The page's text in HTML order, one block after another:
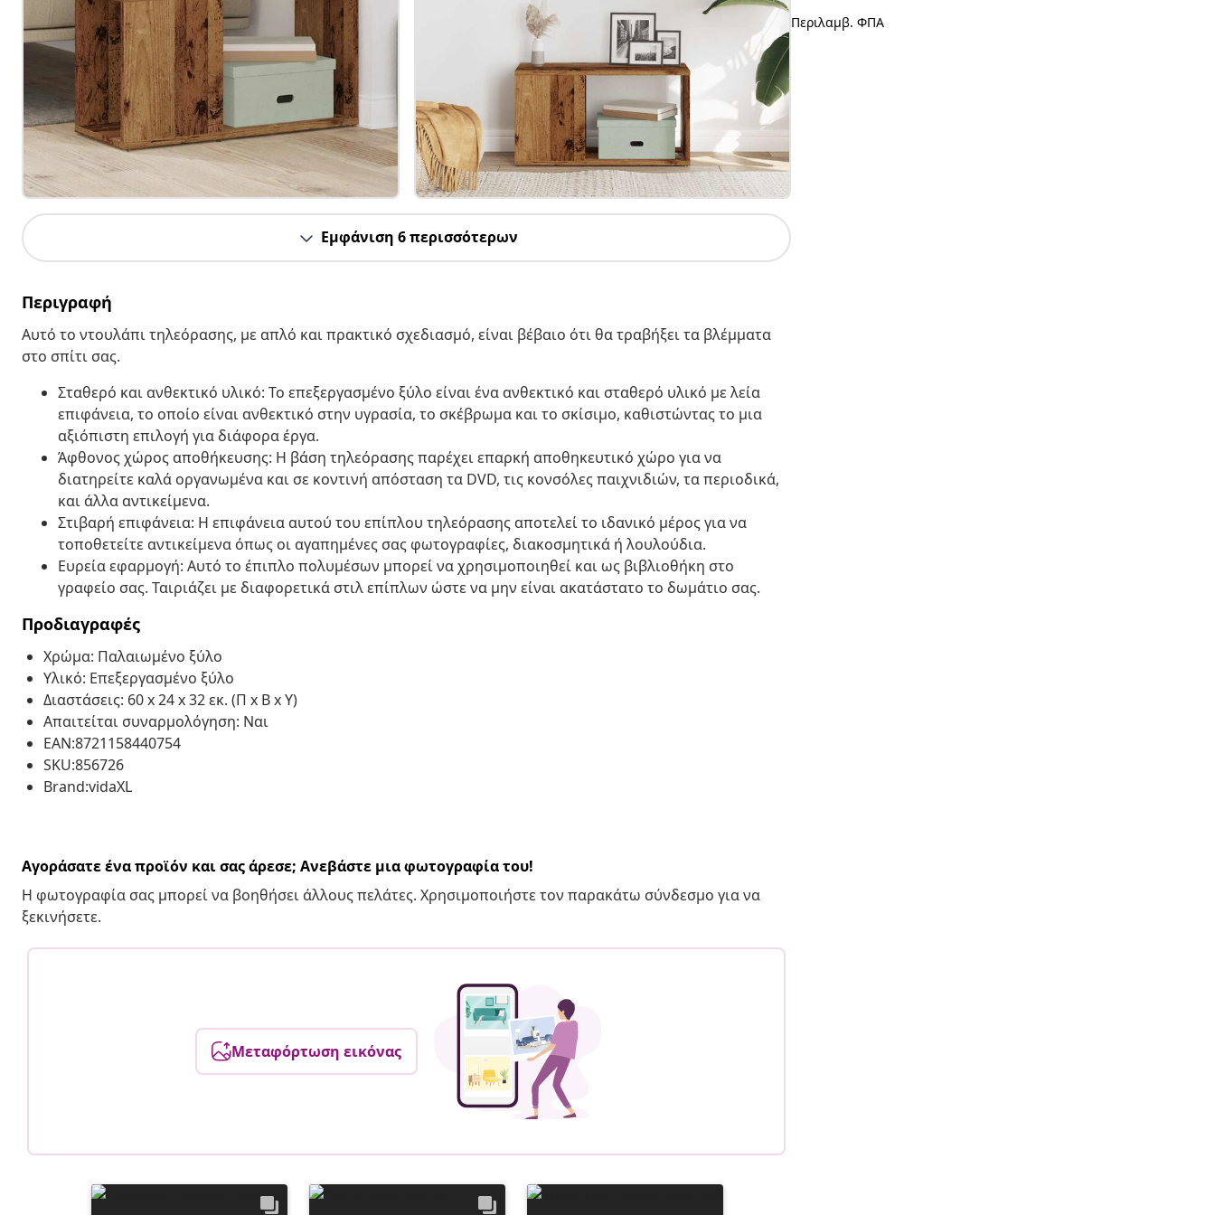
Εμφάνιση 6 περισσότερων
Περιγραφή
Αυτό το ντουλάπι τηλεόρασης, με απλό και πρακτικό σχεδιασμό, είναι βέβαιο ότι θα τραβήξει τα βλέμματα
στο σπίτι σας.
Σταθερό και ανθεκτικό υλικό: Το επεξεργασμένο ξύλο είναι ένα ανθεκτικό και σταθερό υλικό με λεία
επιφάνεια, το οποίο είναι ανθεκτικό στην υγρασία, το σκέβρωμα και το σκίσιμο, καθιστώντας το μια
αξιόπιστη επιλογή για διάφορα έργα.
Άφθονος χώρος αποθήκευσης: Η βάση τηλεόρασης παρέχει επαρκή αποθηκευτικό χώρο για να
διατηρείτε καλά οργανωμένα και σε κοντινή απόσταση τα DVD, τις κονσόλες παιχνιδιών, τα περιοδικά,
και άλλα αντικείμενα.
Στιβαρή επιφάνεια: Η επιφάνεια αυτού του επίπλου τηλεόρασης αποτελεί το ιδανικό μέρος για να
τοποθετείτε αντικείμενα όπως οι αγαπημένες σας φωτογραφίες, διακοσμητικά ή λουλούδια.
Ευρεία εφαρμογή: Αυτό το έπιπλο πολυμέσων μπορεί να χρησιμοποιηθεί και ως βιβλιοθήκη στο
γραφείο σας. Ταιριάζει με διαφορετικά στιλ επίπλων ώστε να μην είναι ακατάστατο το δωμάτιο σας.
Προδιαγραφές
Χρώμα: Παλαιωμένο ξύλο
Υλικό: Επεξεργασμένο ξύλο
Διαστάσεις: 60 x 24 x 32 εκ. (Π x Β x Υ)
Απαιτείται συναρμολόγηση: Ναι
EAN:8721158440754
SKU:856726
Brand:vidaXL
Αγοράσατε ένα προϊόν και σας άρεσε; Ανεβάστε μια φωτογραφία του!
Η φωτογραφία σας μπορεί να βοηθήσει άλλους πελάτες. Χρησιμοποιήστε τον παρακάτω σύνδεσμο για να
ξεκινήσετε.
Μεταφόρτωση εικόνας
Περιλαμβ. ΦΠΑ